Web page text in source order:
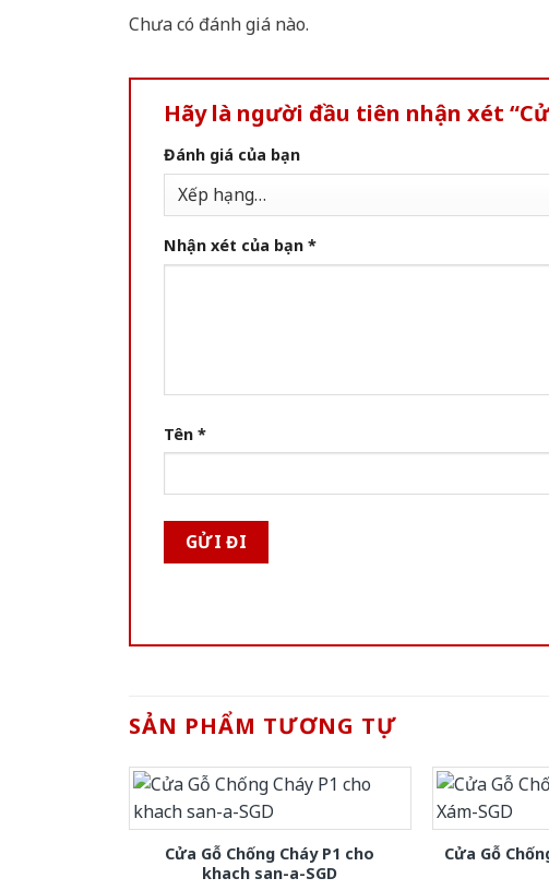
Chưa có đánh giá nào.
Hãy là người đầu tiên nhận xét
Đánh giá của bạn
Nhận xét của bạn *
Tên *
SẢN PHẨM TƯƠNG TỰ
Cửa Gỗ Chống Cháy P1 cho
khach san-a-SGD
Cửa Gỗ